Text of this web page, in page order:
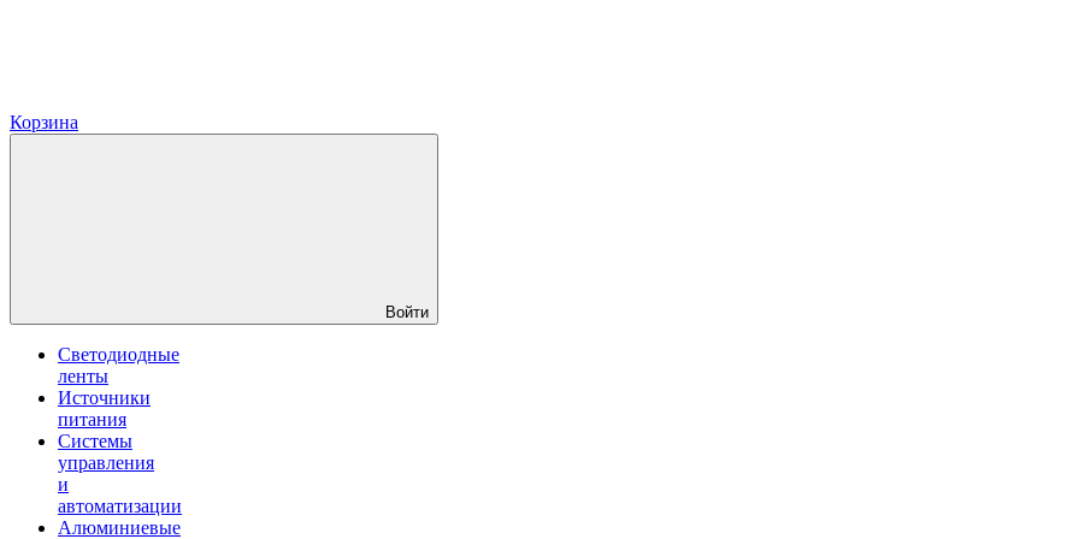
Корзина
Войти
Светодиодные
ленты
Источники
питания
Системы
управления
и
автоматизации
Алюминиевые